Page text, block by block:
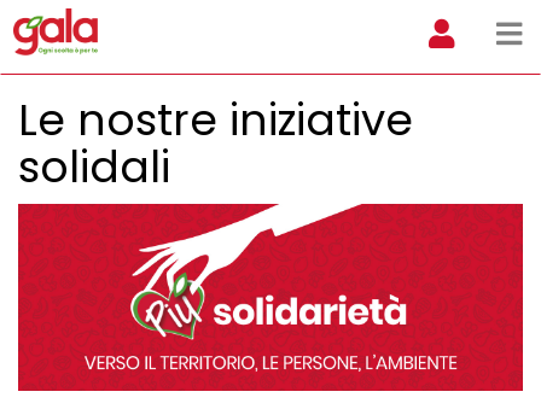
Le nostre iniziative
solidali